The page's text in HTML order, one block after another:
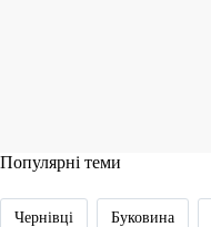
Популярні теми
Чернівці Буковина